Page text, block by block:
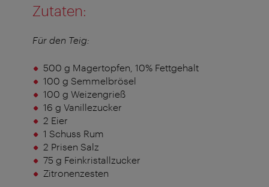
Zutaten:
Für den Teig:
500 g Magertopfen, 10% Fettgehalt
100 g Semmelbrösel
100 g Weizengrieß
16 g Vanillezucker
2 Eier
1 Schuss Rum
2 Prisen Salz
75 g Feinkristallzucker
Zitronenzesten